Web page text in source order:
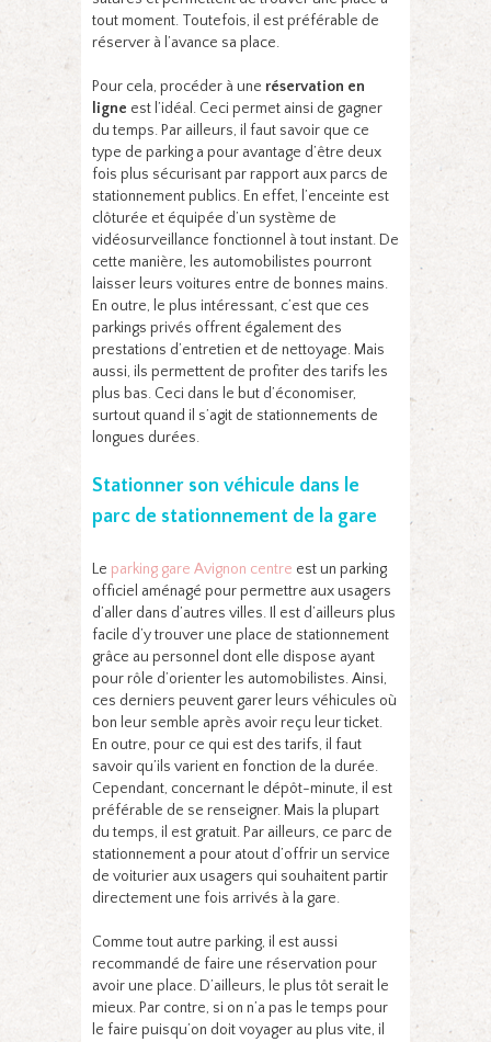
tout moment. Toutefois, il est préférable de
réserver à l’avance sa place.
Pour cela, procéder à une réservation en
ligne est l’idéal. Ceci permet ainsi de gagner
du temps. Par ailleurs, il faut savoir que ce
type de parking a pour avantage d’être deux
fois plus sécurisant par rapport aux parcs de
stationnement publics. En effet, l’enceinte est
clôturée et équipée d’un système de
vidéosurveillance fonctionnel à tout instant. De
cette manière, les automobilistes pourront
laisser leurs voitures entre de bonnes mains.
En outre, le plus intéressant, c’est que ces
parkings privés offrent également des
prestations d’entretien et de nettoyage. Mais
aussi, ils permettent de profiter des tarifs les
plus bas. Ceci dans le but d’économiser,
surtout quand il s’agit de stationnements de
longues durées.
Stationner son véhicule dans le
parc de stationnement de la gare
Le parking gare Avignon centre est un parking
officiel aménagé pour permettre aux usagers
d’aller dans d’autres villes. Il est d’ailleurs plus
facile d’y trouver une place de stationnement
grâce au personnel dont elle dispose ayant
pour rôle d’orienter les automobilistes. Ainsi,
ces derniers peuvent garer leurs véhicules où
bon leur semble après avoir reçu leur ticket.
En outre, pour ce qui est des tarifs, il faut
savoir qu’ils varient en fonction de la durée.
Cependant, concernant le dépôt-minute, il est
préférable de se renseigner. Mais la plupart
du temps, il est gratuit. Par ailleurs, ce parc de
stationnement a pour atout d’offrir un service
de voiturier aux usagers qui souhaitent partir
directement une fois arrivés à la gare.
Comme tout autre parking, il est aussi
recommandé de faire une réservation pour
avoir une place. D’ailleurs, le plus tôt serait le
mieux. Par contre, si on n’a pas le temps pour
le faire puisqu’on doit voyager au plus vite, il